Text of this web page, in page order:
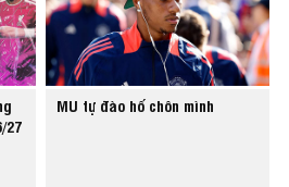
27
MU tự đào hố chôn mình